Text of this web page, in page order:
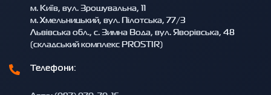
м. Київ, вул. Зрошувальна, 11
м. Хмельницький, вул. Пілотська, 77/3
Львівська обл., с. Зимна Вода, вул. Яворівська, 48
(складський комплекс PROSTIR)
Телефони: